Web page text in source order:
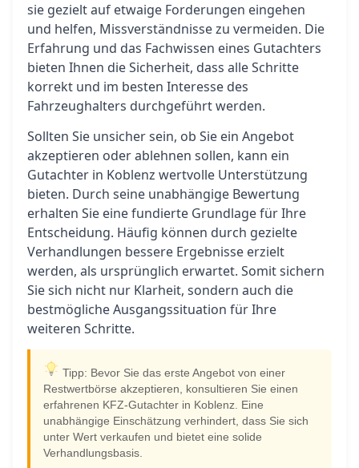
sie gezielt auf etwaige Forderungen eingehen
und helfen, Missverständnisse zu vermeiden. Die
Erfahrung und das Fachwissen eines Gutachters
bieten Ihnen die Sicherheit, dass alle Schritte
korrekt und im besten Interesse des
Fahrzeughalters durchgeführt werden.
Sollten Sie unsicher sein, ob Sie ein Angebot
akzeptieren oder ablehnen sollen, kann ein
Gutachter in Koblenz wertvolle Unterstützung
bieten. Durch seine unabhängige Bewertung
erhalten Sie eine fundierte Grundlage für Ihre
Entscheidung. Häufig können durch gezielte
Verhandlungen bessere Ergebnisse erzielt
werden, als ursprünglich erwartet. Somit sichern
Sie sich nicht nur Klarheit, sondern auch die
bestmögliche Ausgangssituation für Ihre
weiteren Schritte.
Tipp: Bevor Sie das erste Angebot von einer
Restwertbörse akzeptieren, konsultieren Sie einen
erfahrenen KFZ-Gutachter in Koblenz. Eine
unabhängige Einschätzung verhindert, dass Sie sich
unter Wert verkaufen und bietet eine solide
Verhandlungsbasis.